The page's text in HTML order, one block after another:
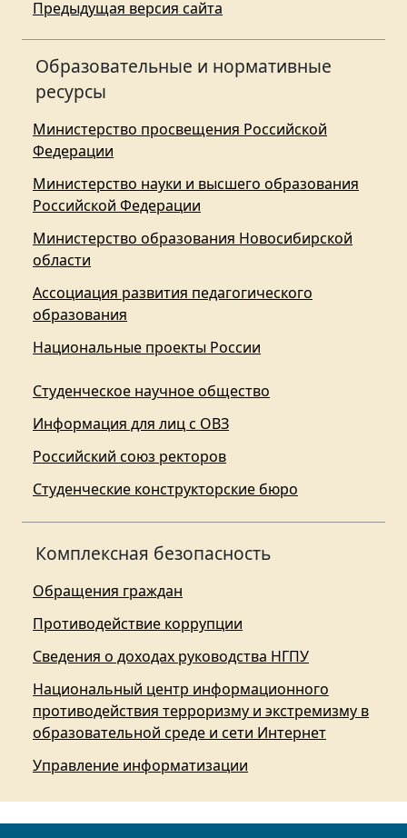
Предыдущая версия сайта
Образовательные и нормативные
ресурсы
Министерство просвещения Российской
Федерации
Министерство науки и высшего образования
Российской Федерации
Министерство образования Новосибирской
области
Ассоциация развития педагогического
образования
Национальные проекты России
Студенческое научное общество
Информация для лиц с ОВЗ
Российский союз ректоров
Студенческие конструкторские бюро
Комплексная безопасность
Обращения граждан
Противодействие коррупции
Сведения о доходах руководства НГПУ
Национальный центр информационного
противодействия терроризму и экстремизму в
образовательной среде и сети Интернет
Управление информатизации